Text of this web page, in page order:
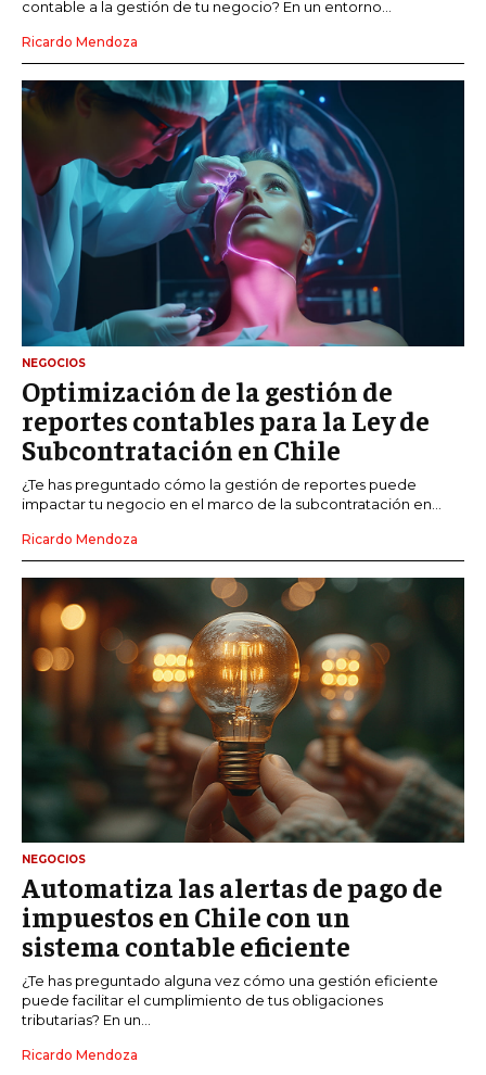
contable a la gestión de tu negocio? En un entorno...
Ricardo Mendoza
NEGOCIOS
Optimización de la gestión de
reportes contables para la Ley de
Subcontratación en Chile
¿Te has preguntado cómo la gestión de reportes puede
impactar tu negocio en el marco de la subcontratación en...
Ricardo Mendoza
NEGOCIOS
Automatiza las alertas de pago de
impuestos en Chile con un
sistema contable eficiente
¿Te has preguntado alguna vez cómo una gestión eficiente
puede facilitar el cumplimiento de tus obligaciones
tributarias? En un...
Ricardo Mendoza